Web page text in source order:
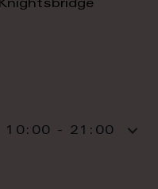
10:00 - 21:00